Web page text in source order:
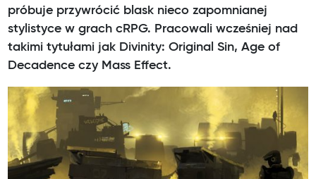
próbuje przywrócić blask nieco zapomnianej
stylistyce w grach cRPG. Pracowali wcześniej nad
takimi tytułami jak Divinity: Original Sin, Age of
Decadence czy Mass Effect.